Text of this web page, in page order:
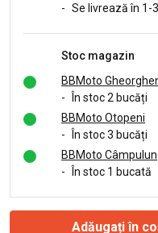
- Se livrează în 1-
Stoc magazin
BBMoto
-
În stoc 2 bucăți
BBMoto Otopeni
-
În stoc 3 bucăți
BBMoto
-
În stoc 1 bucată
Adăugați în